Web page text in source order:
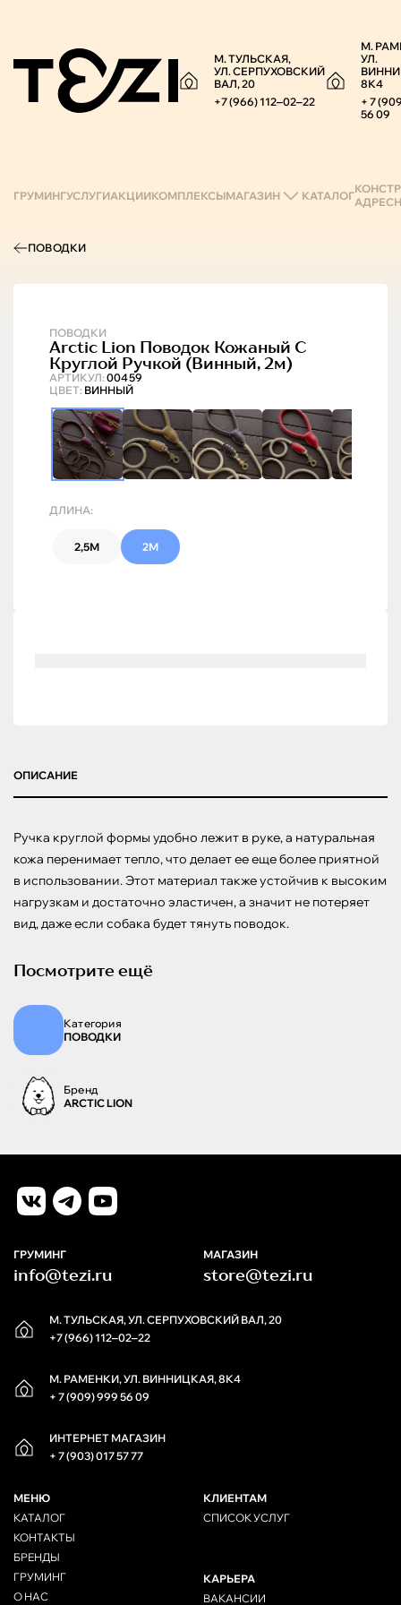
М. ТУЛЬСКАЯ,
УЛ. СЕРПУХОВСКИЙ
ВАЛ, 20
+7 (966) 112‒02‒22
М.
УЛ.
8К4
+ 7
56 09
ГРУМИНГУСЛУГИАКЦИИКОМПЛЕКСЫМАГАЗИН КАТАЛОГ
ПОВОДКИ
ПОВОДКИ
АРТИКУЛ: 00459
Arctic Lion Поводок Кожаный С
Круглой Ручкой (винный, 2м)
ЦВЕТ: ВИННЫЙ
ДЛИНА:
2,5М 2М
ОПИСАНИЕ
Ручка круглой формы удобно лежит в руке, а натуральная
кожа перенимает тепло, что делает ее еще более приятной
в использовании. Этот материал также устойчив к высоким
нагрузкам и достаточно эластичен, а значит не потеряет
вид, даже если собака будет тянуть поводок.
Посмотрите ещё
Категория
ПОВОДКИ
Бренд
ARCTIC LION
М. ТУЛЬСКАЯ, УЛ. СЕРПУХОВСКИЙ ВАЛ, 20
+7 (966) 112‒02‒22
М. РАМЕНКИ, УЛ. ВИННИЦКАЯ, 8К4
+ 7 (909) 999 56 09
ИНТЕРНЕТ МАГАЗИН
+ 7 (903) 017 57 77
ГРУМИНГ
info@tezi.ru
МАГАЗИН
store@tezi.ru
МЕНЮ
КАТАЛОГ
КОНТАКТЫ
БРЕНДЫ
ГРУМИНГ
О НАС
КЛИЕНТАМ
СПИСОК УСЛУГ
КАРЬЕРА
ВАКАНСИИ